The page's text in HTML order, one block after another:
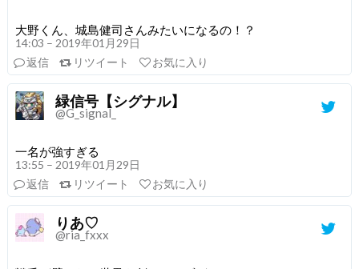
大野くん、城島健司さんみたいになるの！？
14:03 – 2019年01月29日
返信
リツイート お気に入り
緑信号【シグナル】
@G_signal_
一名が強すぎる
13:55 – 2019年01月29日
返信
リツイート お気に入り
りあ♡
@ria_fxxx